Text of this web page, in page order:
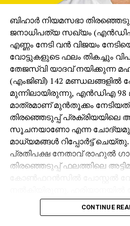
ഗോരക്ഷാ സംഘാം?ഗമായ
നേതാവാണ് തേല. പ്രദേശത്തെ
റിപ്പോര്‍ട്ട് ചെയ്യുന്നതിനിടെ
മാധ്യമപ്രവര്‍ത്തകനെ
നിരവധി കേസുകളും
ദിവസം കസ്റ്റഡിയിലായിരുന്ന
തെളിവില്ലെന്ന് പറഞ്ഞ്
ജാമ്യം നല്‍കുകയായിരുന്നു.
അതേസമയം, ജാമ്യം
ഇരകള്‍ക്കെതിരെ
ഭക്ഷണവും പണവും നല്‍കി ഹിന്ദു
ക്രിസ്തുമതം സ്വീകരിക്കാന്‍
പരാതി നല്‍കിയത്.
ബിഹാര്‍ നിയമസഭാ
ജനാധിപത്യ സഖ്യം (എന്‍ഡിഎ)
എണ്ണം നേടി വന്‍ വിജയം
വോട്ടുകളുടെ ഫലം തികച്ചും
തേജസ്വി യാദവ് നയിക്കുന്ന
(എംജിബി) 142 മണ്ഡലങ്ങളില്‍
മുന്നിലായിരുന്നു, എന്‍ഡിഎ
മാത്രമാണ് മുന്‍തൂക്കം
തിരഞ്ഞെടുപ്പ് പ്രക്രിയയിലെ
സൂചനയാണോ എന്ന
മാധ്യമങ്ങള്‍ റിപ്പോര്‍ട്ട് ചെയ്തു.
പ്രതിപക്ഷ നേതാവ് രാഹുല്‍
തിരഞ്ഞെടുപ്പ് ഫലത്തിലെ
മണ്ഡലങ്ങളില്‍ പോസ്റ്റല്‍
മുന്നിലായിരുന്നെങ്കിലും,
CONTINUE